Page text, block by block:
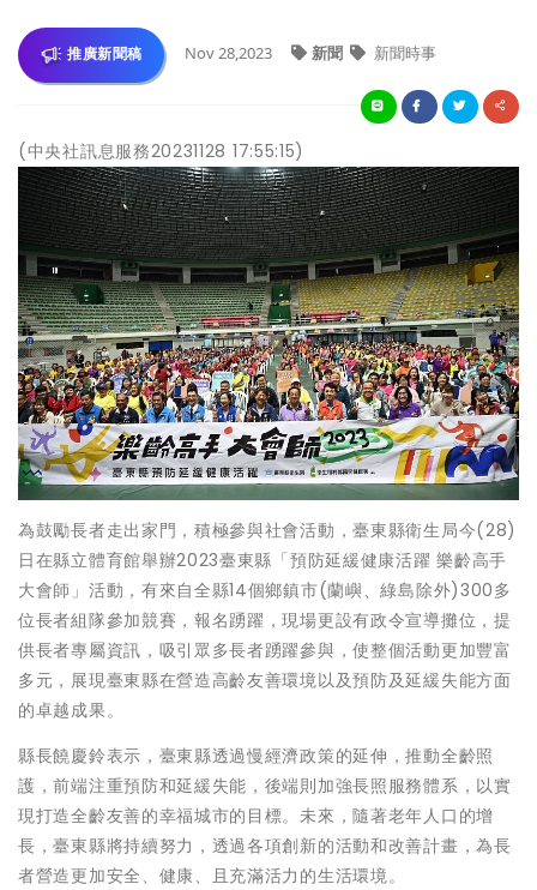
推廣新聞稿 Nov 28,2023 新聞 新聞時事
(中央社訊息服務20231128 17:55:15)
為鼓勵長者走出家門，積極參與社會活動，臺東縣衛生局今(28)
日在縣立體育館舉辦2023臺東縣「預防延緩健康活躍 樂齡高手
大會師」活動，有來自全縣14個鄉鎮市(蘭嶼、綠島除外)300多
位長者組隊參加競賽，報名踴躍，現場更設有政令宣導攤位，提
供長者專屬資訊，吸引眾多長者踴躍參與，使整個活動更加豐富
多元，展現臺東縣在營造高齡友善環境以及預防及延緩失能方面
的卓越成果。
縣長饒慶鈴表示，臺東縣透過慢經濟政策的延伸，推動全齡照
護，前端注重預防和延緩失能，後端則加強長照服務體系，以實
現打造全齡友善的幸福城市的目標。未來，隨著老年人口的增
長，臺東縣將持續努力，透過各項創新的活動和改善計畫，為長
者營造更加安全、健康、且充滿活力的生活環境。